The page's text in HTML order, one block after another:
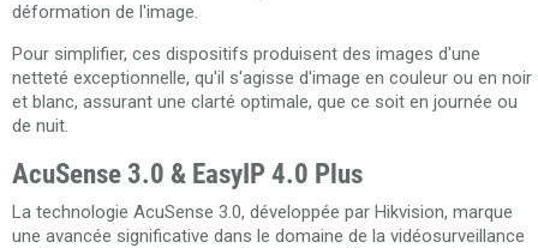
déformation de l'image.
Pour simplifier, ces dispositifs produisent des images d'une
netteté exceptionnelle, qu'il s'agisse d'image en couleur ou en noir
et blanc, assurant une clarté optimale, que ce soit en journée ou
de nuit.
AcuSense 3.0 & EasyIP 4.0 Plus
La technologie AcuSense 3.0, développée par Hikvision, marque
une avancée significative dans le domaine de la vidéosurveillance